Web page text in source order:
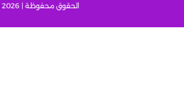
الحقوق محفوظة | 2026